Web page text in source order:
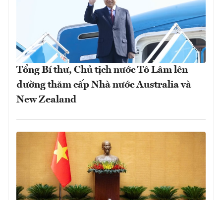
Tổng Bí thư, Chủ tịch nước Tô Lâm lên
đường thăm cấp Nhà nước Australia và
New Zealand